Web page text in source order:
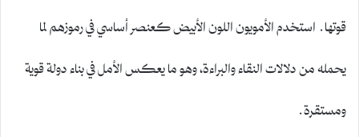
قوتها. استخدم الأمويون اللون الأبيض كعنصر أساسي في رموزهم لما
يحمله من دلالات النقاء والبراءة، وهو ما يعكس الأمل في بناء دولة قوية
ومستقرة.